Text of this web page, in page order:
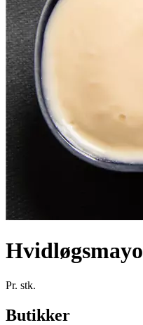
Hvidløgsmayo
Pr. stk.
Butikker